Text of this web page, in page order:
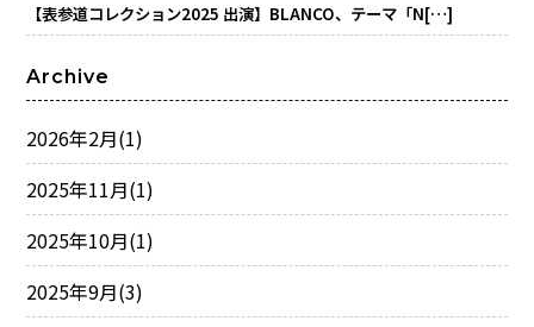
【表参道コレクション2025 出演】BLANCO、テーマ「N[…]
Archive
2026年2月(1)
2025年11月(1)
2025年10月(1)
2025年9月(3)